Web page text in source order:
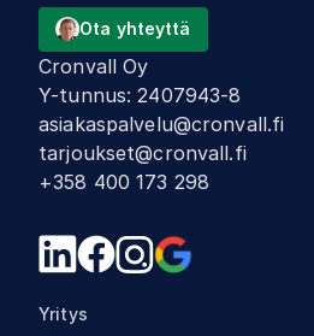
Ota yhteyttä
Cronvall Oy
Y-tunnus:2407943-8
asiakaspalvelu@cronvall.fi
tarjoukset@cronvall.fi
+358 400 173 298
Yritys